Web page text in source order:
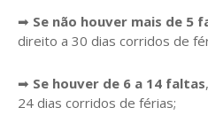
➡ Se não houver mais de 5
direito a 30 dias corridos de
➡ Se houver de 6 a 14 faltas
24 dias corridos de férias;